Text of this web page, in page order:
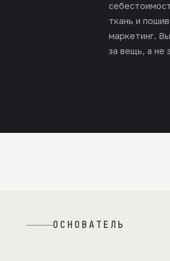
ткань и
маркетинг.
за вещь, а не
ОСНОВАТЕЛЬ